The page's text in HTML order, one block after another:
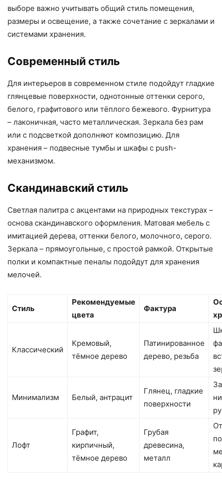
выборе важно учитывать общий стиль помещения,
размеры и освещение, а также сочетание с зеркалами и
системами хранения.
Современный стиль
Для интерьеров в современном стиле подойдут гладкие
глянцевые поверхности, однотонные оттенки серого,
белого, графитового или тёплого бежевого. Фурнитура
– лаконичная, часто металлическая. Зеркала без рам
или с подсветкой дополняют композицию. Для
хранения – подвесные тумбы и шкафы с push-
механизмом.
Скандинавский стиль
Светлая палитра с акцентами на природных текстурах –
основа скандинавского оформления. Матовая мебель с
имитацией дерева, оттенки белого, молочного, серого.
Зеркала – прямоугольные, с простой рамкой. Открытые
полки и компактные пеналы подойдут для хранения
мелочей.
Стиль
Рекомендуемые
цвета
Фактура
Классический
Кремовый,
тёмное дерево
Патинированное
дерево, резьба
Минимализм Белый, антрацит
Глянец, гладкие
поверхности
Лофт
Графит,
кирпичный,
тёмное дерево
Грубая
древесина,
металл